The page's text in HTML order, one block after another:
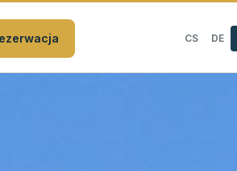
CS DE